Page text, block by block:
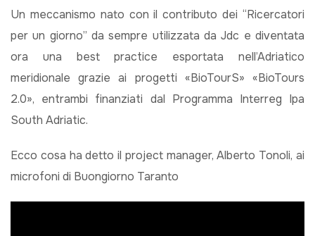
Un meccanismo nato con il contributo dei “Ricercatori
per un giorno” da sempre utilizzata da Jdc e diventata
ora una best practice esportata nell’Adriatico
meridionale grazie ai progetti «BioTourS» «BioTours
2.0», entrambi finanziati dal Programma Interreg Ipa
South Adriatic.
Ecco cosa ha detto il project manager, Alberto Tonoli, ai
microfoni di Buongiorno Taranto